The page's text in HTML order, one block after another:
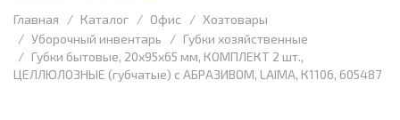
Главная Каталог Офис
Хозтовары
Уборочный инвентарь
Губки хозяйственные
Губки бытовые, 20х95х65 мм, КОМПЛЕКТ 2 шт.,
ЦЕЛЛЮЛОЗНЫЕ (губчатые) с АБРАЗИВОМ, LAIMA, К1106, 605487